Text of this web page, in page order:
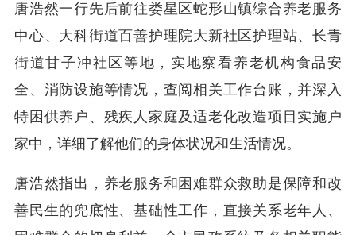
唐浩然一行先后前往娄星区蛇形山镇综合养老服务
中心、大科街道百善护理院大新社区护理站、长青
街道甘子冲社区等地，实地察看养老机构食品安
全、消防设施等情况，查阅相关工作台账，并深入
特困供养户、残疾人家庭及适老化改造项目实施户
家中，详细了解他们的身体状况和生活情况。
唐浩然指出，养老服务和困难群众救助是保障和改
善民生的兜底性、基础性工作，直接关系老年人、